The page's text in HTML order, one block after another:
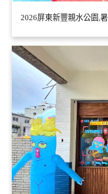
2026屏東新豐親水公園,